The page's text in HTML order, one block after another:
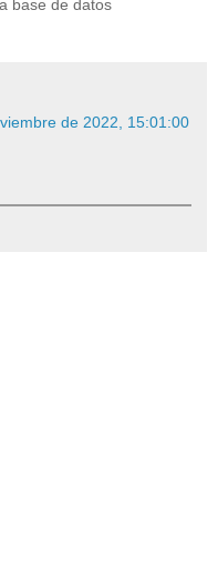
base de datos
de 2022, 15:01:00